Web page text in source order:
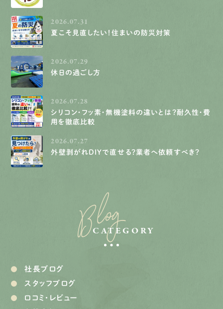
2026.07.31
夏こそ見直したい！住まいの防災対策
2026.07.29
休日の過ごし方
2026.07.28
シリコン・フッ素・無機塗料の違いとは？耐久性・費
用を徹底比較
2026.07.27
外壁剥がれDIYで直せる？業者へ依頼すべき？
Blog
CATEGORY
社長ブログ
スタッフブログ
口コミ・レビュー